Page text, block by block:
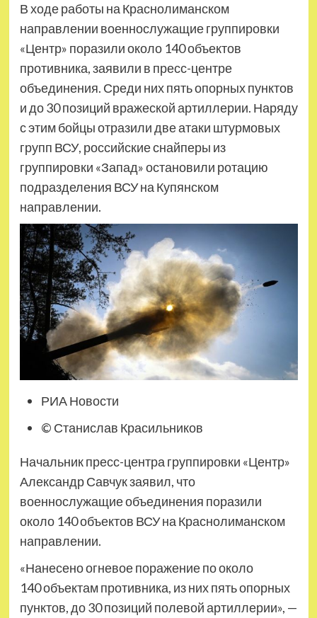
В ходе работы на Краснолиманском
направлении военнослужащие группировки
«Центр» поразили около 140 объектов
противника, заявили в пресс-центре
объединения. Среди них пять опорных пунктов
и до 30 позиций вражеской артиллерии. Наряду
с этим бойцы отразили две атаки штурмовых
групп ВСУ, российские снайперы из
группировки «Запад» остановили ротацию
подразделения ВСУ на Купянском
направлении.
РИА Новости
© Станислав Красильников
Начальник пресс-центра группировки «Центр»
Александр Савчук заявил, что
военнослужащие объединения поразили
около 140 объектов ВСУ на Краснолиманском
направлении.
«Нанесено огневое поражение по около
140 объектам противника, из них пять опорных
пунктов, до 30 позиций полевой артиллерии», —